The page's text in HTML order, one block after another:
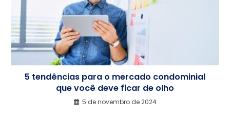
5 tendências para o mercado condominial
que você deve ficar de olho
5 de novembro de 2024